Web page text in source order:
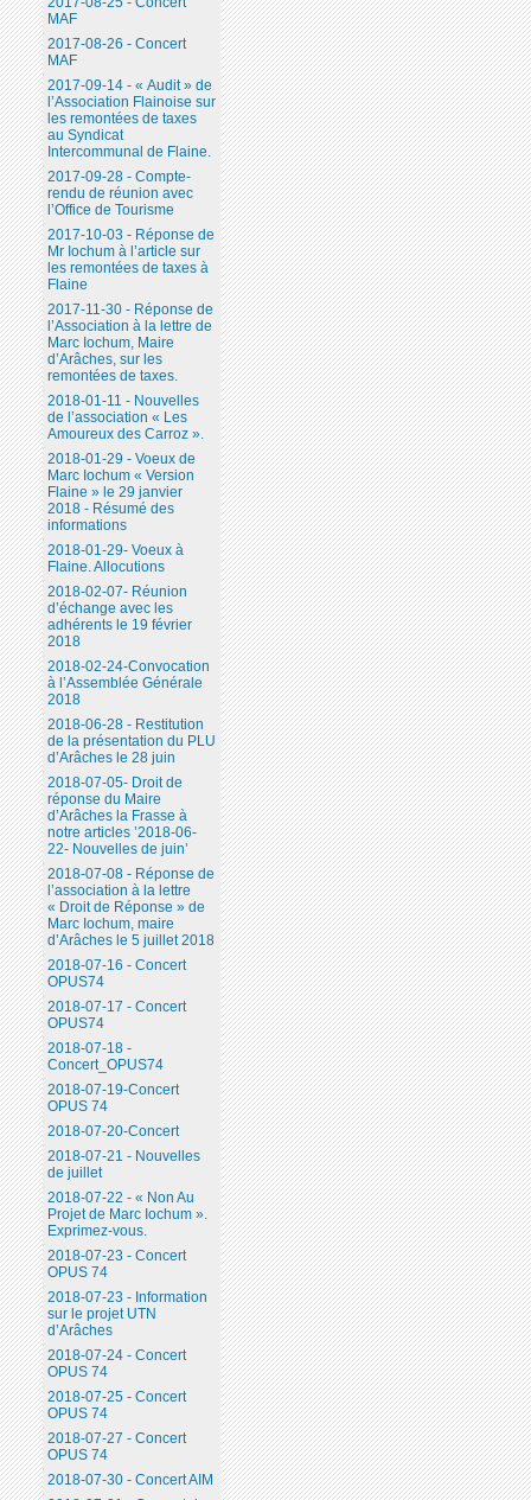
MAF
2017-08-26 - Concert
MAF
2017-09-14 - « Audit » de
l’Association Flainoise sur
les remontées de taxes
au Syndicat
Intercommunal de Flaine.
2017-09-28 - Compte-
rendu de réunion avec
l’Office de Tourisme
2017-10-03 - Réponse de
Mr Iochum à l’article sur
les remontées de taxes à
Flaine
2017-11-30 - Réponse de
l’Association à la lettre de
Marc Iochum, Maire
d’Arâches, sur les
remontées de taxes.
2018-01-11 - Nouvelles
de l’association « Les
Amoureux des Carroz ».
2018-01-29 - Voeux de
Marc Iochum « Version
Flaine » le 29 janvier
2018 - Résumé des
informations
2018-01-29- Voeux à
Flaine. Allocutions
2018-02-07- Réunion
d’échange avec les
adhérents le 19 février
2018
2018-02-24-Convocation
à l’Assemblée Générale
2018
2018-06-28 - Restitution
de la présentation du PLU
d’Arâches le 28 juin
2018-07-05- Droit de
réponse du Maire
d’Arâches la Frasse à
notre articles ’2018-06-
22- Nouvelles de juin’
2018-07-08 - Réponse de
l’association à la lettre
« Droit de Réponse » de
Marc Iochum, maire
d’Arâches le 5 juillet 2018
2018-07-16 - Concert
OPUS74
2018-07-17 - Concert
OPUS74
2018-07-18 -
Concert_OPUS74
2018-07-19-Concert
OPUS 74
2018-07-20-Concert
2018-07-21 - Nouvelles
de juillet
2018-07-22 - « Non Au
Projet de Marc Iochum ».
Exprimez-vous.
2018-07-23 - Concert
OPUS 74
2018-07-23 - Information
sur le projet UTN
d’Arâches
2018-07-24 - Concert
OPUS 74
2018-07-25 - Concert
OPUS 74
2018-07-27 - Concert
OPUS 74
2018-07-30 - Concert AIM